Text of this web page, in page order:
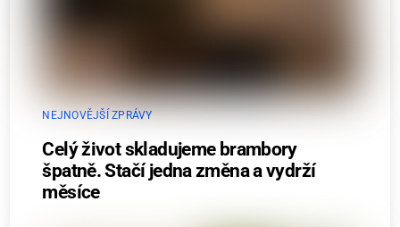
NEJNOVĚJŠÍ ZPRÁVY
Celý život skladujeme brambory
špatně. Stačí jedna změna a vydrží
měsíce